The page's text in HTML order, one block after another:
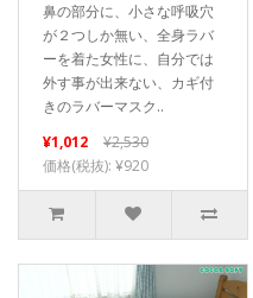
鼻の部分に、小さな呼吸穴
が２つしか無い、全身ラバ
ーを着た女性に、自分では
外す事が出来ない、カギ付
きのラバーマスク..
¥1,012
¥2,530
価格(税抜): ¥920